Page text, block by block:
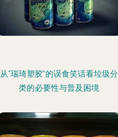
从“瑞琦塑胶”的误食笑话看垃圾分
类的必要性与普及困境